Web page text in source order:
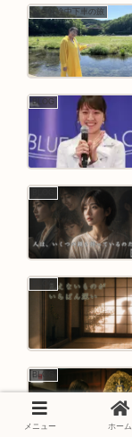
ぶらり途中下車の旅
BLOG
BLOG
BLOG
メニュー ホーム